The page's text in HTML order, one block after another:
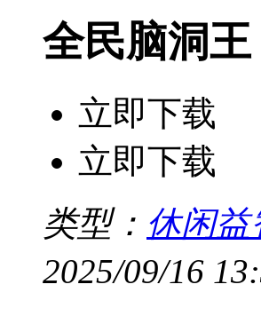
全民脑洞王
立即下载
立即下载
类型： 休闲益
2025/09/16